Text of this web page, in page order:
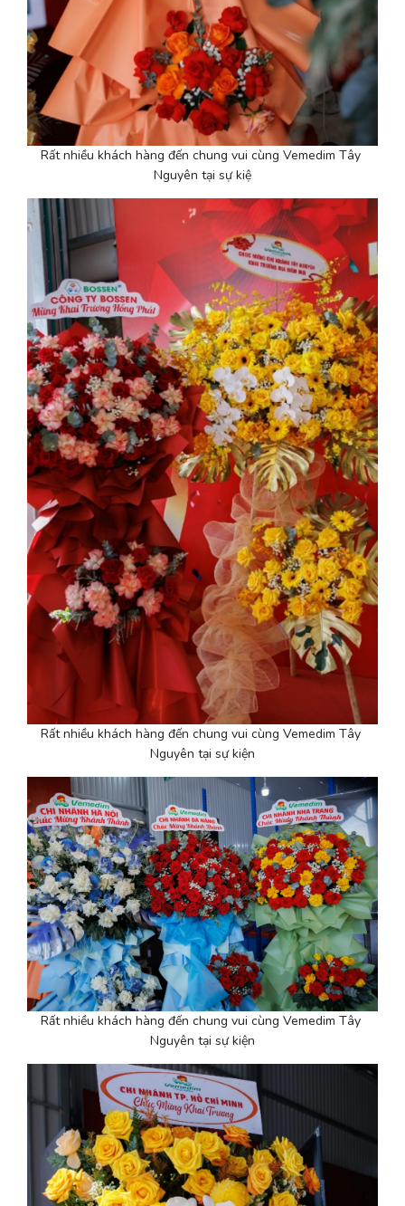
Rất nhiều khách hàng đến chung vui cùng Vemedim Tây
Nguyên tại sự kiệ
Rất nhiều khách hàng đến chung vui cùng Vemedim Tây
Nguyên tại sự kiện
Rất nhiều khách hàng đến chung vui cùng Vemedim Tây
Nguyên tại sự kiện